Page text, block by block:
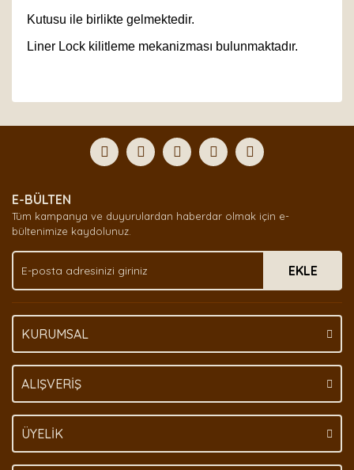
Kutusu ile birlikte gelmektedir.
Liner Lock kilitleme mekanizması bulunmaktadır.
Yorum Yaz
formunu kullanarak tarafımıza iletebilirsiniz.
Görüş ve önerileriniz için teşekkür ederiz.
Ürün açıklamasında eksik bilgiler bulunuyor.
Ürün bilgilerinde hatalar bulunuyor.
Ürün fiyatı diğer sitelerden daha pahalı.
Bu ürüne benzer farklı alternatifler olmalı.
E-BÜLTEN
Tüm kampanya ve duyurulardan haberdar olmak için e-
bültenimize kaydolunuz.
EKLE
KURUMSAL
ALIŞVERİŞ
ÜYELİK